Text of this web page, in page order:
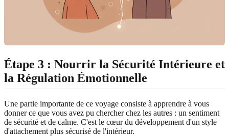
Étape 3 : Nourrir la Sécurité Intérieure et
la Régulation Émotionnelle
Une partie importante de ce voyage consiste à apprendre à vous
donner ce que vous avez pu chercher chez les autres : un sentiment
de sécurité et de calme. C'est le cœur du développement d'un style
d'attachement plus sécurisé de l'intérieur.